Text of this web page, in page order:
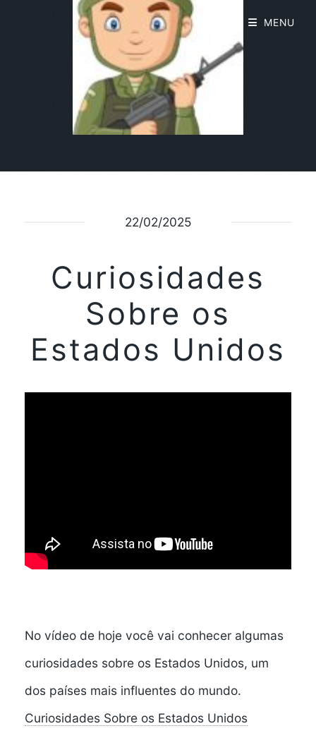
22/02/2025
Curiosidades
Sobre os
Estados Unidos
No vídeo de hoje você vai conhecer algumas
curiosidades sobre os Estados Unidos, um
dos países mais influentes do mundo.
Curiosidades Sobre os Estados Unidos
MENU